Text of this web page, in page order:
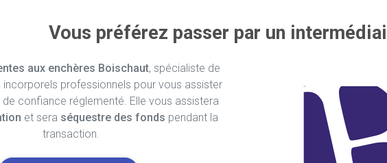
Vous préférez passer par un
aux enchères Boischaut, spécialiste de
incorporels professionnels pour vous assister
de confiance réglementé. Elle vous assistera
et sera séquestre des fonds pendant la
transaction.